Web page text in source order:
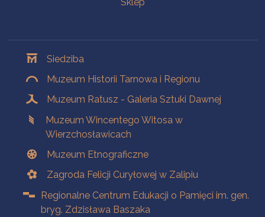
Siedziba
Muzeum Historii Tarnowa i Regionu
Muzeum Ratusz - Galeria Sztuki Dawnej
Muzeum Wincentego Witosa w
Wierzchosławicach
Muzeum Etnograficzne
Zagroda Felicji Curyłowej w Zalipiu
Regionalne Centrum Edukacji o Pamięci im. gen.
bryg. Zdzisława Baszaka